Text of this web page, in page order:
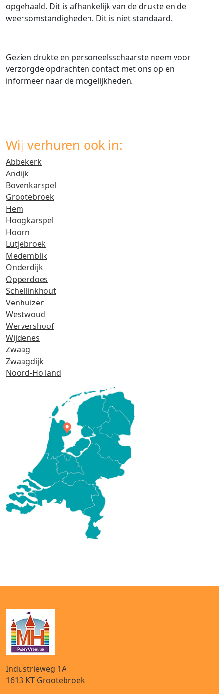
opgehaald. Dit is afhankelijk van de drukte en de
weersomstandigheden. Dit is niet standaard.
Gezien drukte en personeelsschaarste neem voor
verzorgde opdrachten contact met ons op en
informeer naar de mogelijkheden.
Wij verhuren ook in:
Abbekerk
Andijk
Bovenkarspel
Grootebroek
Hem
Hoogkarspel
Hoorn
Lutjebroek
Medemblik
Onderdijk
Opperdoes
Schellinkhout
Venhuizen
Westwoud
Wervershoof
Wijdenes
Zwaag
Zwaagdijk
Noord-Holland
Industrieweg 1A
1613 KT Grootebroek